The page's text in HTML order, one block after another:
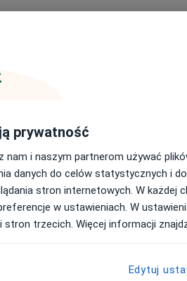
zależy los placówki. Rzetelny manager
lekarzy pracujących w placówce i
i powstrzyma pacjentów przed
powodów, dla których nie wolno ich
- a to oni
w oczy rzuci się pewna
strony wizyty. Pacjenci zwykle
uwagę na nastawienie
opinii zawiera słowa takie jak
się, że lekarz był "niegrzeczny",
pokazuje, że wrażenia pacjentów z
i to nad ich rozwojem powinni
prywatność
nam i naszym partnerom używać
danych do celów statystycznych i
stron internetowych. W każdej
w ustawieniach. W
stron trzecich. Więcej informacji
Edytuj